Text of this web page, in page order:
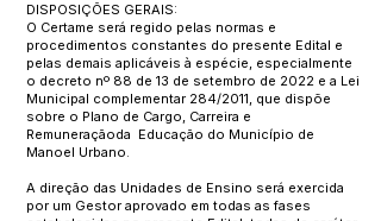
DISPOSIÇÕES GERAIS:
O Certame será regido pelas normas e
procedimentos constantes do presente Edital e
pelas demais aplicáveis à espécie, especialmente
o decreto nº 88 de 13 de setembro de 2022 e a Lei
Municipal complementar 284/2011, que dispõe
sobre o Plano de Cargo, Carreira e
Remuneraçãoda Educação do Município de
Manoel Urbano.
A direção das Unidades de Ensino será exercida
por um Gestor aprovado em todas as fases